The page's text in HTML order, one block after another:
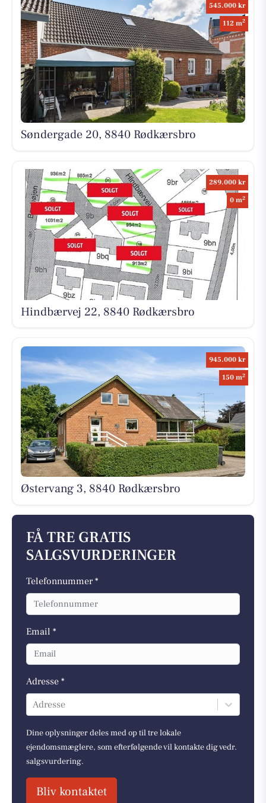
545.000 kr
112 m2
Søndergade 20, 8840 Rødkærsbro
289.000 kr
0 m2
Hindbærvej 22, 8840 Rødkærsbro
945.000 kr
150 m2
Østervang 3, 8840 Rødkærsbro
FÅ TRE GRATIS
SALGSVURDERINGER
Telefonnummer *
Email *
Adresse *
Adresse
Dine oplysninger deles med op til tre lokale
ejendomsmæglere, som efterfølgende vil kontakte dig vedr.
salgsvurdering.
Bliv kontaktet